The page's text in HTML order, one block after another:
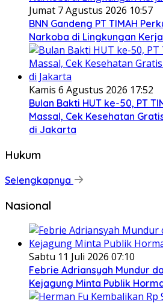
Jumat 7 Agustus 2026 10:57
BNN Gandeng PT TIMAH
Narkoba di Lingkungan
Kamis 6 Agustus 2026 17:52
Bulan Bakti HUT ke-50, PT
Massal, Cek Kesehatan
di Jakarta
Hukum
Selengkapnya
Nasional
Sabtu 11 Juli 2026 07:10
Febrie Adriansyah Mundur
Kejagung Minta Publik